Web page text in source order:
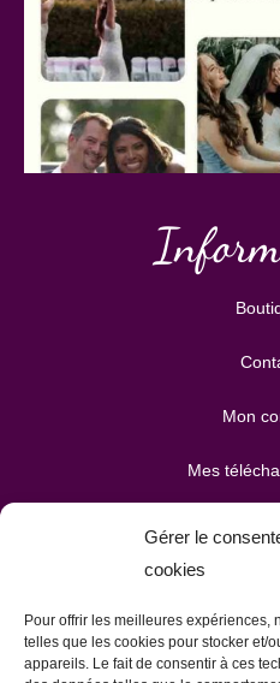
Gérer le
cookies
Pour offrir les meilleures expériences,
telles que les cookies pour stocker et/
appareils. Le fait de consentir à ces
Mon
Mes
Publicité &